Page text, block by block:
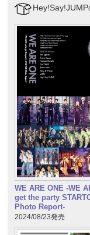
WE ARE ONE -WE
get the party
Photo Report-
2024/08/23発売